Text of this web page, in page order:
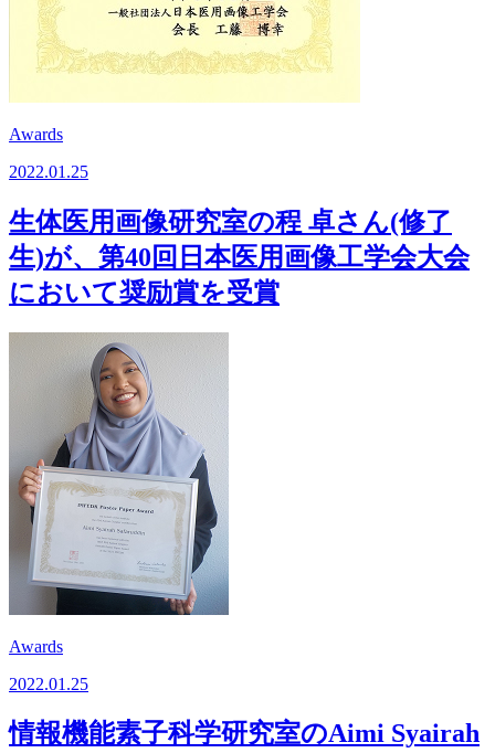
Awards
2022.01.25
生体医用画像研究室の程 卓さん(修了
生)が、第40回日本医用画像工学会大会
において奨励賞を受賞
Awards
2022.01.25
情報機能素子科学研究室のAimi Syairah